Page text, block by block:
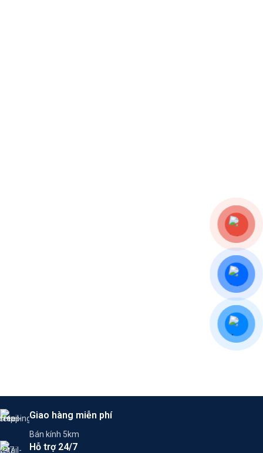
Giao hàng miễn phí
Bán kính 5km
Hỗ trợ 24/7